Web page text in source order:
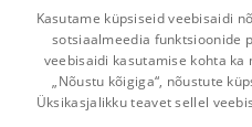
Kasutame küpsiseid veebisaidi
sotsiaalmeedia funktsioonide
veebisaidi kasutamise kohta
„Nõustu kõigiga“, nõustute
Üksikasjalikku teavet sellel